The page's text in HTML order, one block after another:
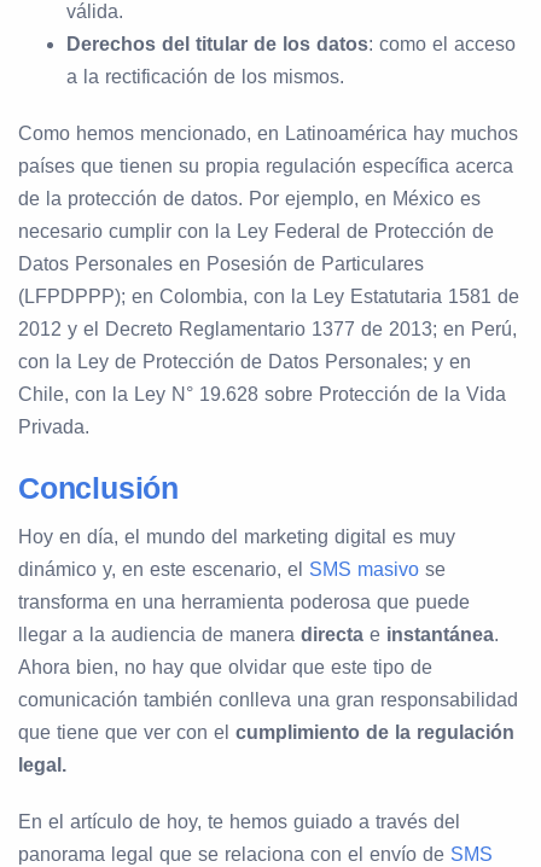
válida.
Derechos del titular de los datos: como el acceso
a la rectificación de los mismos.
Como hemos mencionado, en Latinoamérica hay muchos
países que tienen su propia regulación específica acerca
de la protección de datos. Por ejemplo, en México es
necesario cumplir con la Ley Federal de Protección de
Datos Personales en Posesión de Particulares
(LFPDPPP); en Colombia, con la Ley Estatutaria 1581 de
2012 y el Decreto Reglamentario 1377 de 2013; en Perú,
con la Ley de Protección de Datos Personales; y en
Chile, con la Ley N° 19.628 sobre Protección de la Vida
Privada.
Conclusión
Hoy en día, el mundo del marketing digital es muy
dinámico y, en este escenario, el SMS masivo se
transforma en una herramienta poderosa que puede
llegar a la audiencia de manera directa e instantánea.
Ahora bien, no hay que olvidar que este tipo de
comunicación también conlleva una gran responsabilidad
que tiene que ver con el cumplimiento de la regulación
legal.
En el artículo de hoy, te hemos guiado a través del
panorama legal que se relaciona con el envío de SMS